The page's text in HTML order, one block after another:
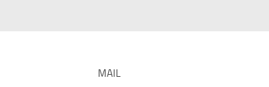
MAIL